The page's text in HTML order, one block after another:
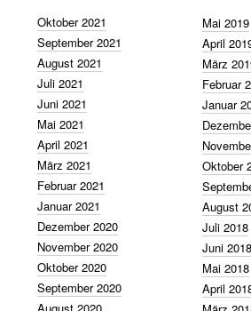
Oktober 2021
September 2021
August 2021
Juli 2021
Juni 2021
Mai 2021
April 2021
März 2021
Februar 2021
Januar 2021
Dezember 2020
November 2020
Oktober 2020
September 2020
Mai 2019
April
März
Februar
Januar
Oktober
August
Juli 2018
Juni 2018
Mai 2018
April